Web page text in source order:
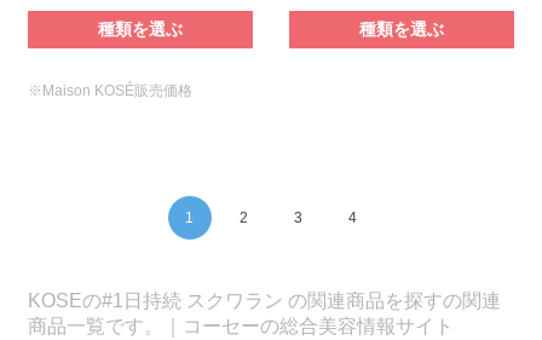
種類を選ぶ 種類を選ぶ
※Maison KOSÉ販売価格
1 2 3 4
KOSEの#1日持続 スクワラン の関連商品を探すの関連
商品一覧です。｜コーセーの総合美容情報サイト